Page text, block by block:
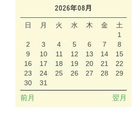
2026年08月
日 月 火 水 木 金
土
1
2
3 4 5 6 7
8
9
10 11 12 13 14
15
16
17 18 19 20 21
22
23
24 25 26 27 28
29
30
31
前月 翌月